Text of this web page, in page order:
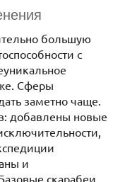
большую
с
Сферы
заметно чаще.
добавлены новые
и
скарабеи